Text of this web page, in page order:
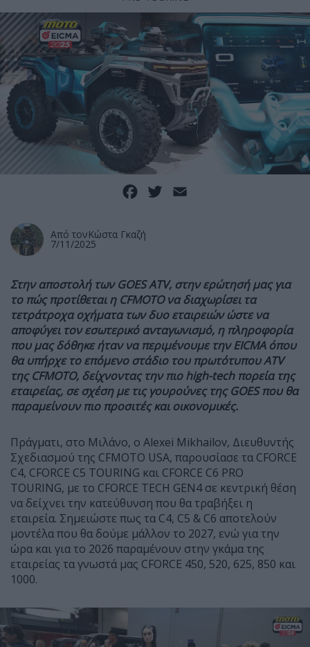
Facebook
Twitter
Από τονΚώστα Γκαζή
7/11/2025
Στην αποστολή των GOES ATV, στην ερώτησή μας για
το πώς προτίθεται η CFMOTO να διαχωρίσει τα
τετράτροχα οχήματα των δυο εταιρειών ώστε να
αποφύγει τον εσωτερικό ανταγωνισμό, η πληροφορία
που μας δόθηκε ήταν να περιμένουμε την EICMA όπου
θα υπήρχε το επόμενο στάδιο του πρωτότυπου ATV
της CFMOTO, δείχνοντας την πιο high-tech πορεία της
εταιρείας, σε σχέση με τις γουρούνες της GOES που θα
παραμείνουν πιο προσιτές και οικονομικές.
Πράγματι, στο Μιλάνο, ο Alexei Mikhailov, Διευθυντής
Σχεδιασμού της CFMOTO USA, παρουσίασε τα CFORCE
C4, CFORCE C5 TOURING και CFORCE C6 PRO
TOURING, με το CFORCE TECH GEN4 σε κεντρική θέση
να δείχνει την κατεύθυνση που θα τραβήξει η
εταιρεία. Σημειώστε πως τα C4, C5 & C6 αποτελούν
μοντέλα που θα δούμε μάλλον το 2027, ενώ για την
ώρα και για το 2026 παραμένουν στην γκάμα της
εταιρείας τα γνωστά μας CFORCE 450, 520, 625, 850 και
1000.